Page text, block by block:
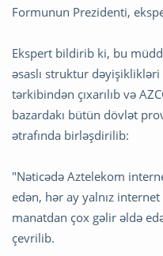
Formunun Prezidenti,
Ekspert bildirib ki, bu
əsaslı struktur
tərkibindən çıxarılıb və
bazardakı bütün dövlət
ətrafında birləşdirilib:
"Nəticədə Aztelekom
edən, hər ay yalnız
manatdan çox gəlir əldə
çevrilib.